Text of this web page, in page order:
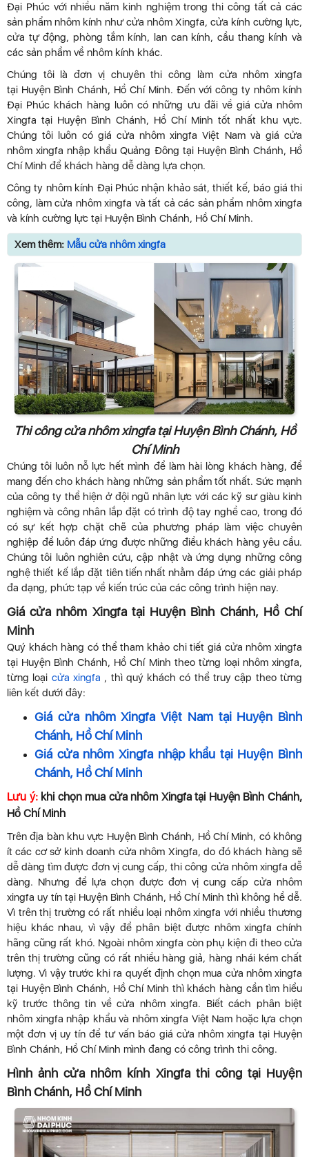
Đại Phúc với nhiều năm kinh nghiệm trong thi công tất cả các
sản phẩm nhôm kính như cửa nhôm Xingfa, cửa kính cường lực,
cửa tự động, phòng tắm kính, lan can kính, cầu thang kính và
các sản phẩm về nhôm kính khác.
Chúng tôi là đơn vị chuyên thi công làm cửa nhôm xingfa
tại Huyện Bình Chánh, Hồ Chí Minh. Đến với công ty nhôm kính
Đại Phúc khách hàng luôn có những ưu đãi về giá cửa nhôm
Xingfa tại Huyện Bình Chánh, Hồ Chí Minh tốt nhất khu vực.
Chúng tôi luôn có giá cửa nhôm xingfa Việt Nam và giá cửa
nhôm xingfa nhập khẩu Quảng Đông tại Huyện Bình Chánh, Hồ
Chí Minh để khách hàng dễ dàng lựa chọn.
Công ty nhôm kính Đại Phúc nhận khảo sát, thiết kế, báo giá thi
công, làm cửa nhôm xingfa và tất cả các sản phẩm nhôm xingfa
và kính cường lực tại Huyện Bình Chánh, Hồ Chí Minh.
Xem thêm: Mẫu cửa nhôm xingfa
Thi công cửa nhôm xingfa tại Huyện Bình Chánh, Hồ
Chí Minh
Chúng tôi luôn nỗ lực hết mình để làm hài lòng khách hàng, để
mang đến cho khách hàng những sản phẩm tốt nhất. Sức mạnh
của công ty thể hiện ở đội ngũ nhân lực với các kỹ sư giàu kinh
nghiệm và công nhân lắp đặt có trình độ tay nghề cao, trong đó
có sự kết hợp chặt chẽ của phương pháp làm việc chuyên
nghiệp để luôn đáp ứng được những điều khách hàng yêu cầu.
Chúng tôi luôn nghiên cứu, cập nhật và ứng dụng những công
nghệ thiết kế lắp đặt tiên tiến nhất nhằm đáp ứng các giải pháp
đa dạng, phức tạp về kiến trúc của các công trình hiện nay.
Giá cửa nhôm Xingfa tại Huyện Bình Chánh, Hồ Chí
Minh
Quý khách hàng có thể tham khảo chi tiết giá cửa nhôm xingfa
tại Huyện Bình Chánh, Hồ Chí Minh theo từng loại nhôm xingfa,
từng loại cửa xingfa , thì quý khách có thể truy cập theo từng
liên kết dưới đây:
Giá cửa nhôm Xingfa Việt Nam tại Huyện Bình
Chánh, Hồ Chí Minh
Giá cửa nhôm Xingfa nhập khẩu tại Huyện Bình
Chánh, Hồ Chí Minh
Lưu ý: khi chọn mua cửa nhôm Xingfa tại Huyện Bình Chánh,
Hồ Chí Minh
Trên địa bàn khu vực Huyện Bình Chánh, Hồ Chí Minh, có không
ít các cơ sở kinh doanh cửa nhôm Xingfa, do đó khách hàng sẽ
dễ dàng tìm được đơn vị cung cấp, thi công cửa nhôm xingfa dễ
dàng. Nhưng để lựa chọn được đơn vị cung cấp cửa nhôm
xingfa uy tín tại Huyện Bình Chánh, Hồ Chí Minh thì không hề dễ.
Vì trên thị trường có rất nhiều loại nhôm xingfa với nhiều thương
hiệu khác nhau, vì vậy để phân biệt được nhôm xingfa chính
hãng cũng rất khó. Ngoài nhôm xingfa còn phụ kiện đi theo cửa
trên thị trường cũng có rất nhiều hàng giả, hàng nhái kém chất
lượng. Vì vậy trước khi ra quyết định chọn mua cửa nhôm xingfa
tại Huyện Bình Chánh, Hồ Chí Minh thì khách hàng cần tìm hiểu
kỹ trước thông tin về cửa nhôm xingfa. Biết cách phân biệt
nhôm xingfa nhập khẩu và nhôm xingfa Việt Nam hoặc lựa chọn
một đơn vị uy tín để tư vấn báo giá cửa nhôm xingfa tại Huyện
Bình Chánh, Hồ Chí Minh mình đang có công trình thi công.
Hình ảnh cửa nhôm kính Xingfa thi công tại Huyện
Bình Chánh, Hồ Chí Minh